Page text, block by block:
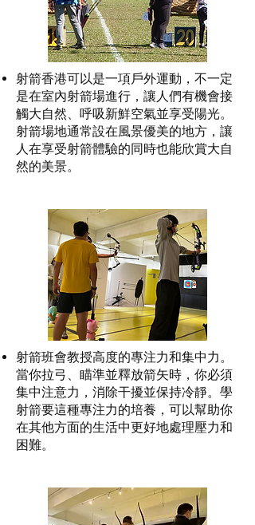
射箭香港可以是一項戶外運動，不一定
是在室內射箭場進行，讓人們有機會接
觸大自然、呼吸新鮮空氣並享受陽光。
射箭場地通常設在風景優美的地方，讓
人在享受射箭體驗的同時也能欣賞大自
然的美景。
射箭班會教授高度的專注力和集中力。
當你拉弓、瞄準並釋放箭矢時，你必須
集中注意力，消除干擾並保持冷靜。學
射箭要這種專注力的培養，可以幫助你
在其他方面的生活中更好地處理壓力和
困難。